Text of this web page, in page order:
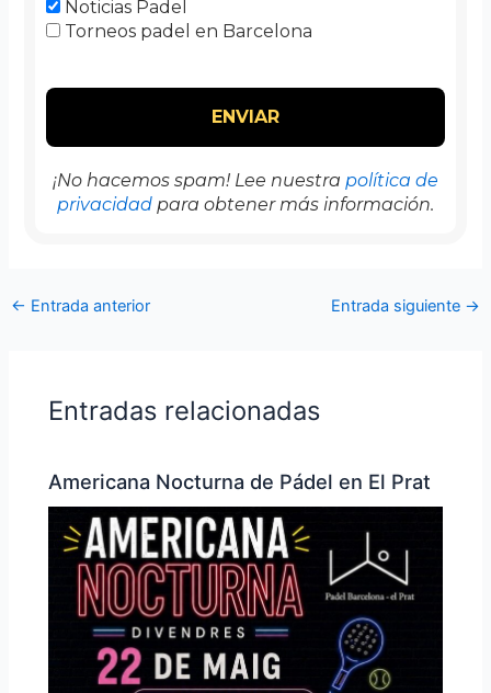
Noticias Padel
Torneos padel en Barcelona
¡No hacemos spam! Lee nuestra política de
privacidad para obtener más información.
← Entrada anterior Entrada siguiente →
Entradas relacionadas
Americana Nocturna de Pádel en El Prat